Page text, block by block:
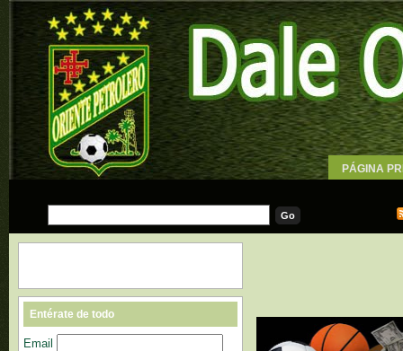
PÁGINA
Entérate de todo
Email